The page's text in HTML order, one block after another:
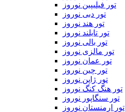
تور فیلیپین نوروز
تور دبی نوروز
تور هند نوروز
تور تایلند نوروز
تور بالی نوروز
تور مالزی نوروز
تور عمان نوروز
تور چین نوروز
تور ژاپن نوروز
تور هنگ کنگ نوروز
تور سنگاپور نوروز
تور ارمنستان نوروز